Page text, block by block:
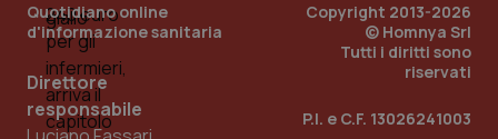
Quotidiano online
d'informazione sanitaria
Direttore
responsabile
Copyright 2013-2026
© Homnya Srl
Tutti i diritti sono
riservati
P.I. e C.F. 13026241003
_ga_KM60CM4NPH